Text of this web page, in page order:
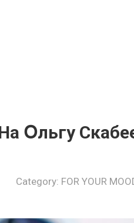
Օльгу
Category: FOR YOUR